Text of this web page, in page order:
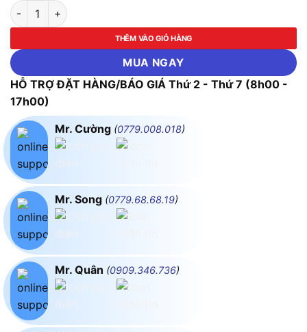
Bút thử điện Hioki 3120 số lượng
THÊM VÀO GIỎ HÀNG
MUA NGAY
HỖ TRỢ ĐẶT HÀNG/BÁO GIÁ Thứ 2 - Thứ 7 (8h00 -
17h00)
Mr. Cường (0779.008.018)
Mr. Song (0779.68.68.19)
Mr. Quân (0909.346.736)